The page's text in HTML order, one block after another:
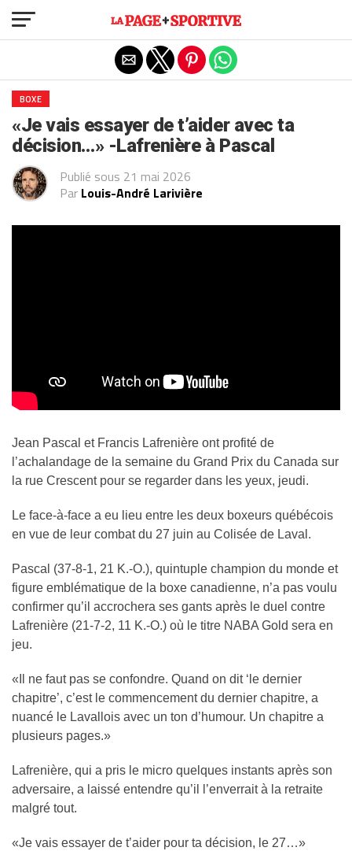
BOXE
«Je vais essayer de t’aider avec ta
décision…» -Lafrenière à Pascal
Publié sous 21 mai 2026
Par Louis-André Larivière
Jean Pascal et Francis Lafrenière ont profité de
l’achalandage de la semaine du Grand Prix du Canada sur
la rue Crescent pour se regarder dans les yeux, jeudi.
Le face-à-face a eu lieu entre les deux boxeurs québécois
en vue de leur combat du 27 juin au Colisée de Laval.
Pascal (37-8-1, 21 K.-O.), quintuple champion du monde et
figure emblématique de la boxe canadienne, n’a pas voulu
confirmer qu’il accrochera ses gants après le duel contre
Lafrenière (21-7-2, 11 K.-O.) où le titre NABA Gold sera en
jeu.
«Il ne faut pas se confondre. Quand on dit ‘le dernier
chapitre’, c’est le commencement du dernier chapitre, a
nuancé le Lavallois avec un ton d’humour. Un chapitre a
plusieurs pages.»
Lafrenière, qui a pris le micro quelques instants après son
adversaire, a laissé entendre qu’il l’enverrait à la retraite
malgré tout.
«Je vais essayer de t’aider pour ta décision, le 27…»
Exit mobile version